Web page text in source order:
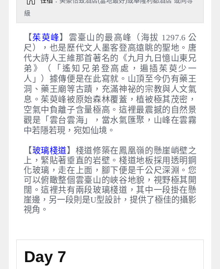
級
【 茱萸峰】雲臺山的最高峰（海拔 1297.6 公
尺），也是歷代文人墨客登高遠眺的聖地。唐
代大詩人王維那首著名的《九月九日憶山東兄
弟》（「遙知兄弟登高處，遍插茱萸少一
人」）據傳便是在此寫就。山頂至今仍有藥王
洞、藥王廟等古蹟，充滿神祕的宗教與人文氣
息。茱萸峰被原始森林覆蓋，植被極其茂密，
空氣中負離子含量極高。這裡最震撼的自然景
觀是「雲台雲海」，當水氣匯聚，山峰在雲霧
中若隱若現，宛如仙境。
【玻璃棧道 】棧道修築在鳳凰嶺的懸崖峭壁之
上，緊貼著垂直的岩壁。棧道地板採用透明鋼
化玻璃，走在上面，腳下便是千公尺深淵。您
可以俯瞰整個雲臺山的峽谷地貌，視野極其開
闊。這裡共有兩段玻璃棧道，其中一段掛在懸
崖邊，另一段則是U型設計，提供了極佳的攝影
視角。
Day 7